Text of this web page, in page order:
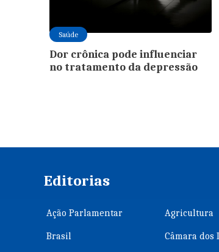
Saúde
Dor crônica pode influenciar
no tratamento da depressão
Editorias
Ação Parlamentar Agricultura
Brasil Câmara dos